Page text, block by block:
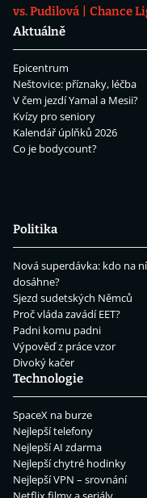
vs. Pudilová
Chance
Aktuálně
Epicentrum
Neštovice: příznaky, léčba
V čem jezdí Yamal a Mesii?
Kvízy pro seniory
Kalendář úplňků 2026
Co je bodycount?
Politika
Nová superdávka: kdo na ní
dosáhne?
Sjezd sudetských Němců
Proč vláda zavádí EET?
Padni komu padni
Výpověď z práce vzor
Divoký kačer
Technologie
SpaceX na burze
Nejlepší telefony
Nejlepší AI zdarma
Nejlepší chytré hodinky
Nejlepší VPN – srovnání